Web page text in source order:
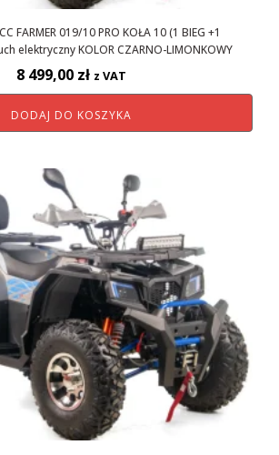
FARMER 019/10 PRO KOŁA 10 (1 BIEG +1
elektryczny KOLOR CZARNO-LIMONKOWY
8 499,00 zł z VAT
DODAJ DO KOSZYKA